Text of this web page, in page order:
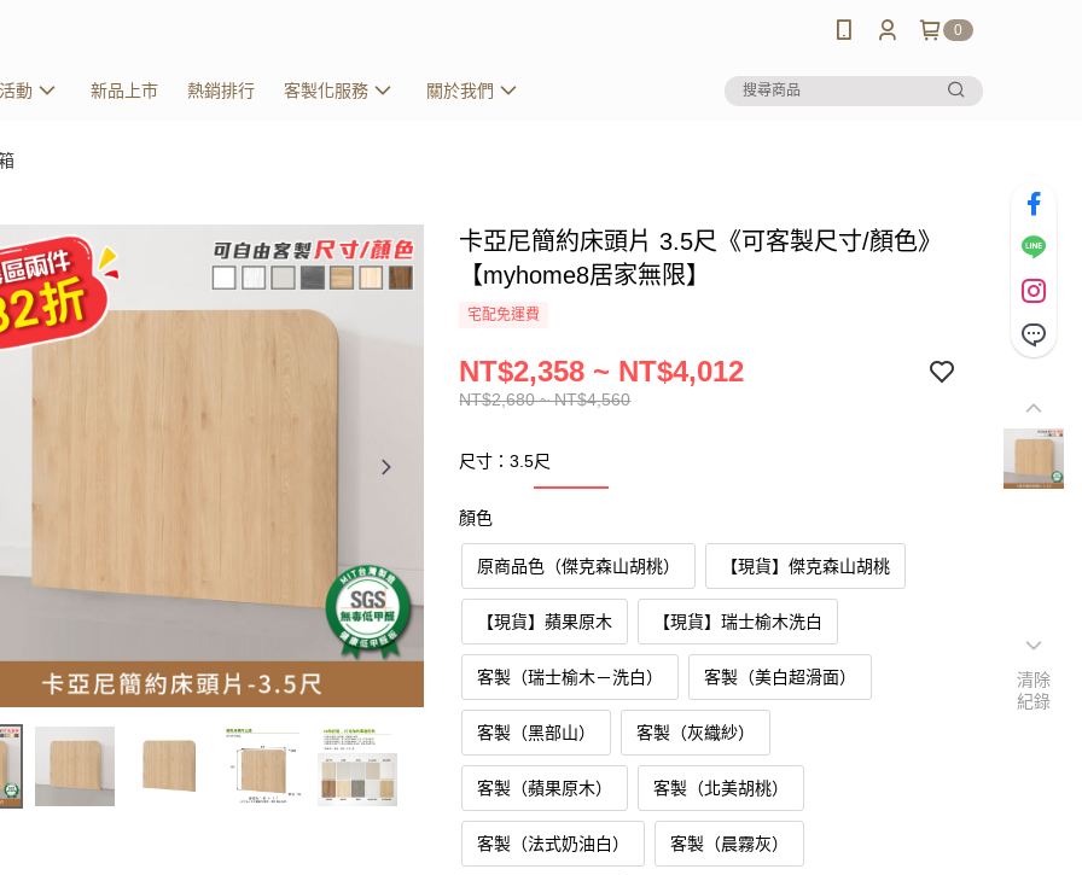
0
動 新品上市 熱銷排行 客製化服務 關於我們
卡亞尼簡約床頭片 3.5尺《可客製尺寸/顏色》
【myhome8居家無限】
宅配免運費
NT$2,680 ~ NT$4,560
NT$2,358 ~ NT$4,012
尺寸：3.5尺
顏色
原商品色（傑克森山胡桃） 【現貨】傑克森山胡桃
【現貨】蘋果原木 【現貨】瑞士榆木洗白
客製（瑞士榆木－洗白） 客製（美白超滑面）
客製（黑部山） 客製（灰織紗）
客製（蘋果原木） 客製（北美胡桃）
客製（法式奶油白） 客製（晨霧灰）
清除
紀錄